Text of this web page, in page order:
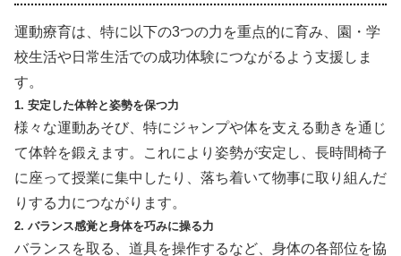
運動療育は、特に以下の3つの力を重点的に育み、園・学
校生活や日常生活での成功体験につながるよう支援しま
す。
1. 安定した体幹と姿勢を保つ力
様々な運動あそび、特にジャンプや体を支える動きを通じ
て体幹を鍛えます。これにより姿勢が安定し、長時間椅子
に座って授業に集中したり、落ち着いて物事に取り組んだ
りする力につながります。
2. バランス感覚と身体を巧みに操る力
バランスを取る、道具を操作するなど、身体の各部位を協